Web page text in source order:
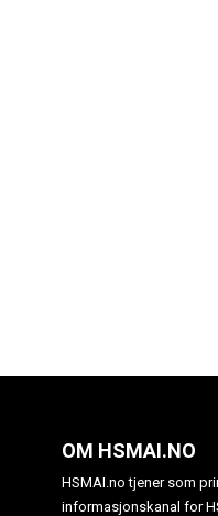
OM HSMAI.NO
HSMAI.no tjener som
informasjonskanal for